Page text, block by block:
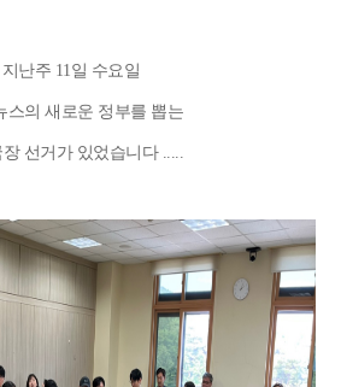
지난주 11일 수요일
스의 새로운 정부를 뽑는
선거가 있었습니다 .....